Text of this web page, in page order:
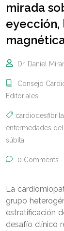
mirada
eyección,
Dr. Daniel
Consejo
Editoriales
enfermedades
súbita
0 Comments
La
grupo
estratificación
desafío clínico